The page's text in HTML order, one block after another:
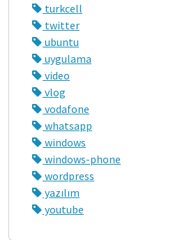
turkcell
twitter
ubuntu
uygulama
video
vlog
vodafone
whatsapp
windows
windows-phone
wordpress
yazılım
youtube